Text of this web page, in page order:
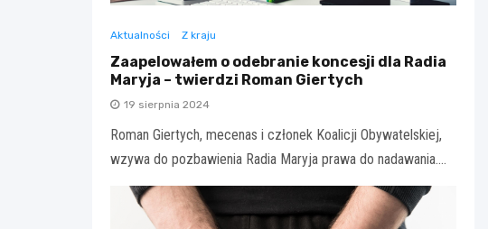
Aktualności Z kraju
Zaapelowałem o odebranie koncesji dla Radia
Maryja – twierdzi Roman Giertych
19 sierpnia 2024
Roman Giertych, mecenas i członek Koalicji Obywatelskiej,
wzywa do pozbawienia Radia Maryja prawa do nadawania.…